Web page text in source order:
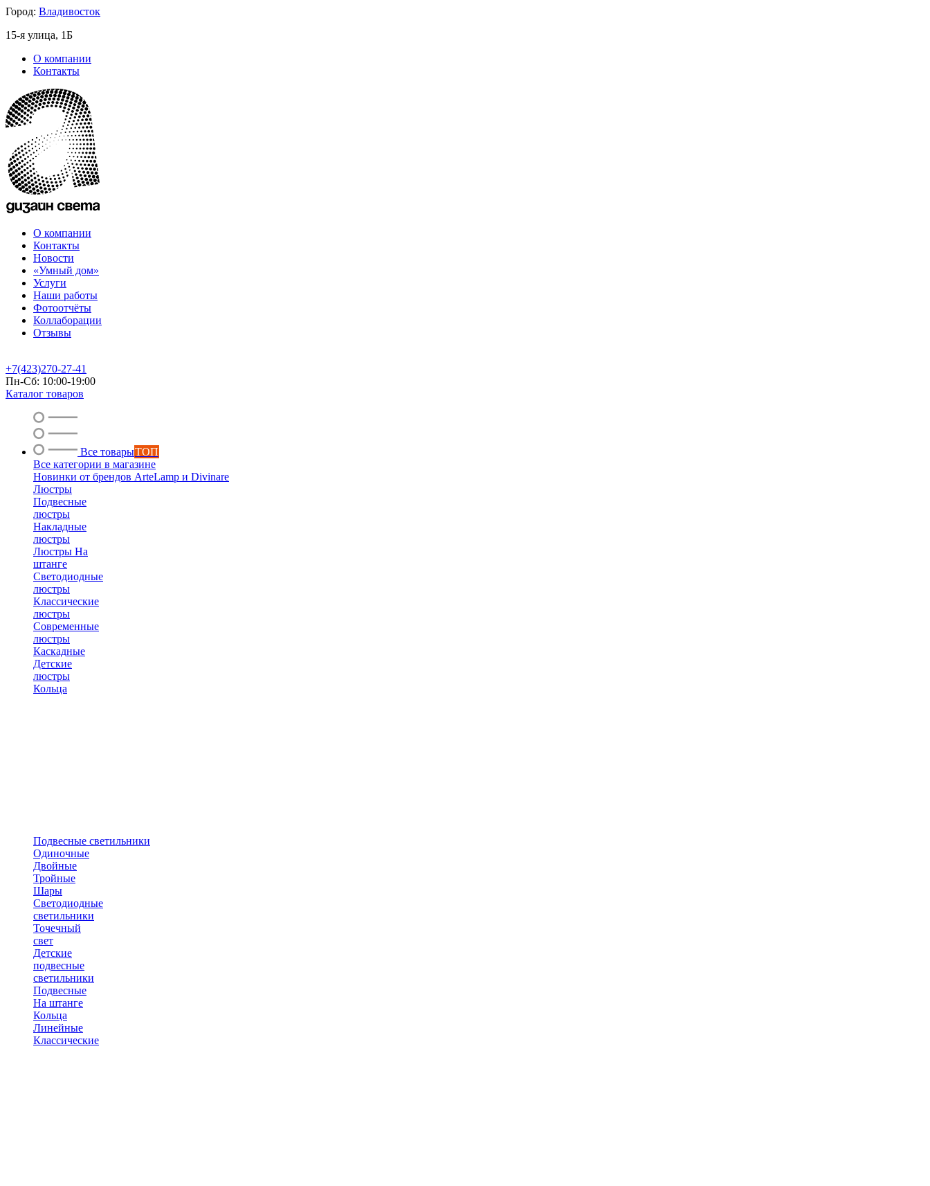
Город: Владивосток
15-я улица, 1Б
О компании
Контакты
О компании
Контакты
Новости
«Умный дом»
Услуги
Наши работы
Фотоотчёты
Коллаборации
Отзывы
+7(423)270-27-41
Пн-Сб: 10:00-19:00
Каталог товаров
Все товарыТОП
Все категории в магазине
Новинки от брендов ArteLamp и Divinare
Люстры
Подвесные
люстры
Накладные
люстры
Люстры На
штанге
Светодиодные
люстры
Классические
люстры
Современные
люстры
Каскадные
Детские
люстры
Кольца
Подвесные светильники
Одиночные
Двойные
Тройные
Шары
Светодиодные
светильники
Точечный
свет
Детские
подвесные
светильники
Подвесные
На штанге
Кольца
Линейные
Классические